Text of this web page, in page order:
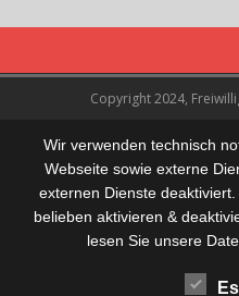
Copyright 2024,
Wir verwenden technisch
Webseite sowie externe
externen Dienste
belieben aktivieren &
lesen Sie unsere